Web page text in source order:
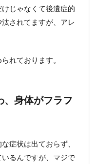
じゃなくて後遺症的
されてますが、アレ
れております。
、身体がフラフ
症状は出ておらず、
るんですが、マジで